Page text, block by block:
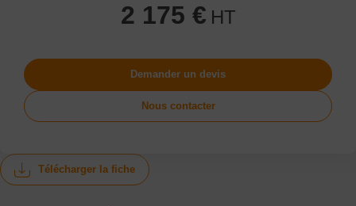
Télécharger la fiche
2 175 € HT
Demander un devis
Nous contacter